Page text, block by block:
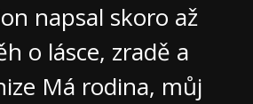
napsal skoro až
o lásce, zradě a
Má rodina, můj